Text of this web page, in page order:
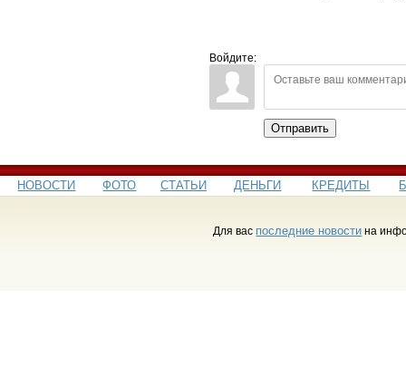
Войдите:
Отправить
НОВОСТИ ФОТО СТАТЬИ ДЕНЬГИ КРЕДИТЫ
Для вас последние новости на